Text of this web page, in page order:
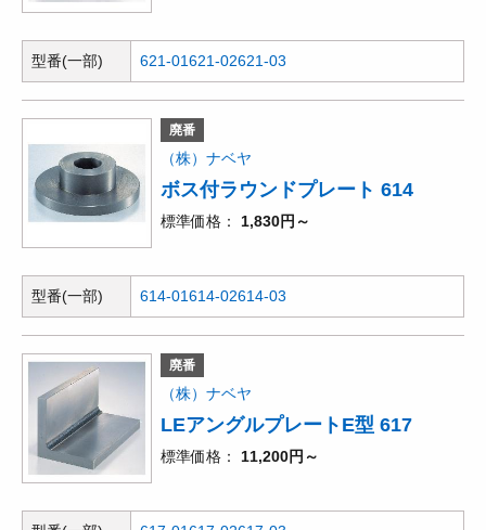
型番(一部) 621-01621-02621-03
廃番
（株）ナベヤ
ボス付ラウンドプレート 614
標準価格 1,830円～
型番(一部) 614-01614-02614-03
廃番
（株）ナベヤ
LEアングルプレートE型 617
標準価格 11,200円～